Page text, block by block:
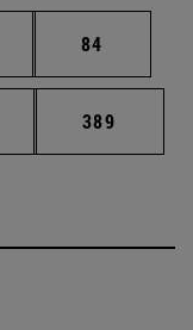
intermedias
Página
84
Páginas intermedias
Página
389